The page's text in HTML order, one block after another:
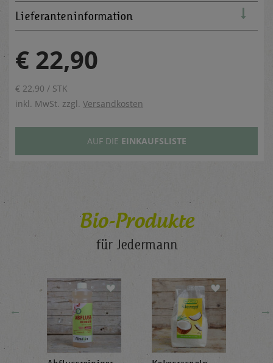
Lieferanteninformation
€ 22,90
€ 22,90 / STK
inkl. MwSt. zzgl. Versandkosten
AUF DIE EINKAUFSLISTE
Bio-Produkte
für Jedermann
← →